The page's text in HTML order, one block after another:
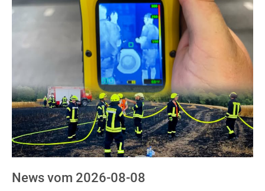
News vom 2026-08-08